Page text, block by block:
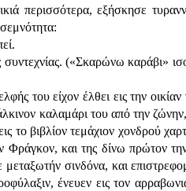
εξήσκησε
(«Σκαρώνω καράβι»
του είχον έλθει εις την
καλαμάρι του από την
βιβλίον τεμάχιον χονδρού
και της δίνω πρώτον
σινδόνα, και
ένευεν εις τον